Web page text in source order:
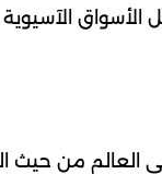
الأسواق الآسيوية
العالم من حيث